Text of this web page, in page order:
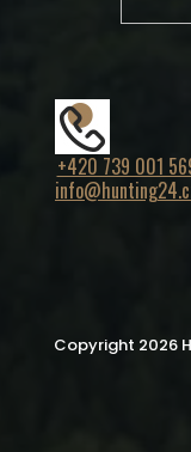
+420 739 001
Copyright 2026